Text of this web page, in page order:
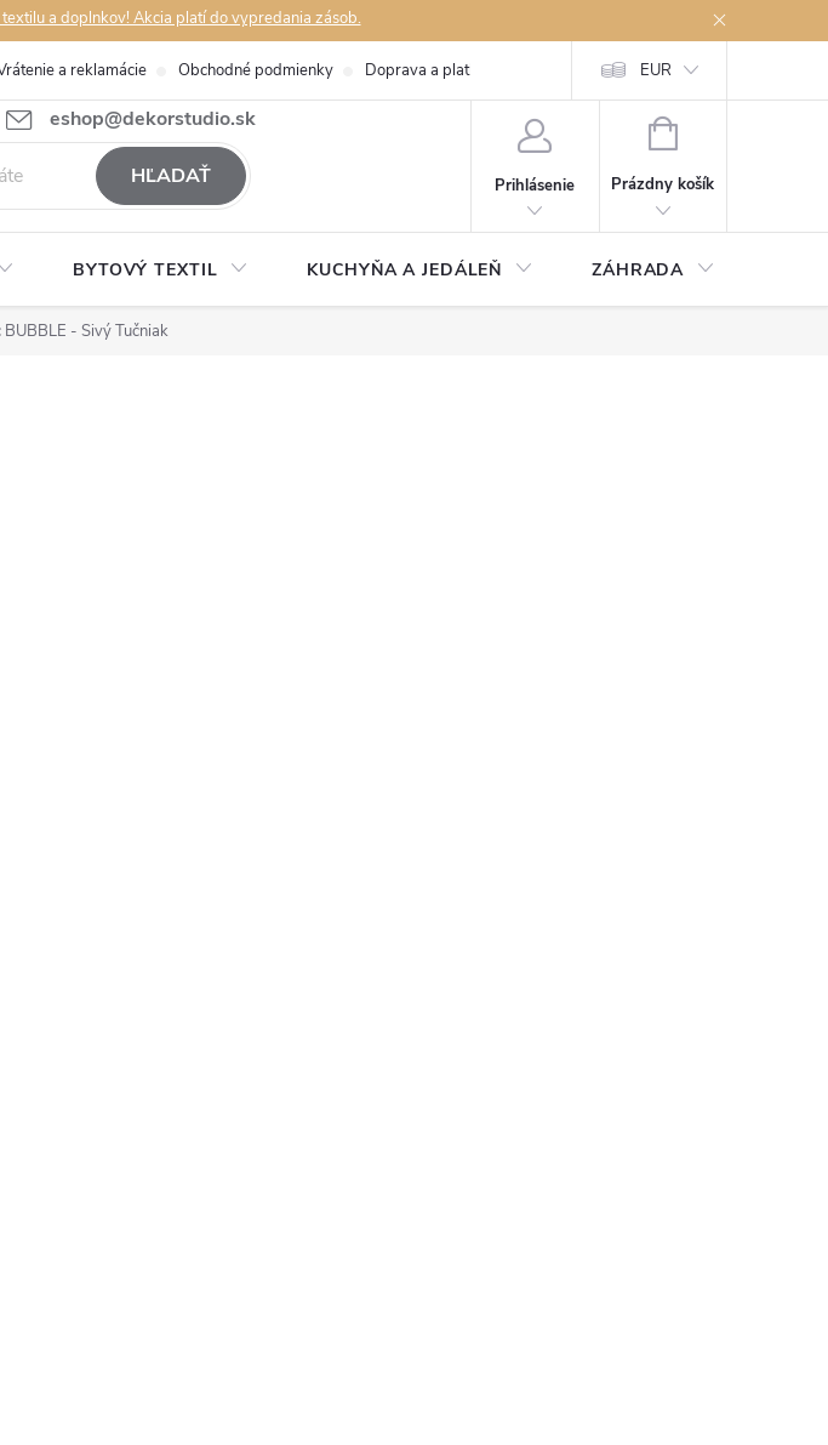
a doplnkov! Akcia platí do vypredania zásob.
eshop@dekorstudio.sk
a reklamácie Obchodné podmienky Doprava a platby Podmienky ochrany osobných údajov
EUR
HĽADAŤ Prihlásenie
NÁKUPNÝ
Prázdny košík
BYTOVÝ TEXTIL KUCHYŇA A JEDÁLEŇ ZÁHRADA
- Sivý Tučniak